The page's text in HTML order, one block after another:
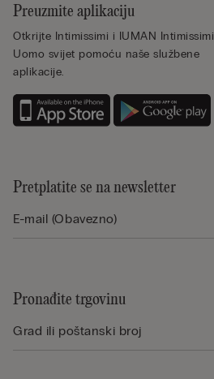
Preuzmite aplikaciju
Otkrijte Intimissimi i IUMAN Intimissimi
Uomo svijet pomoću naše službene
aplikacije.
Pretplatite se na newsletter
Pronađite trgovinu